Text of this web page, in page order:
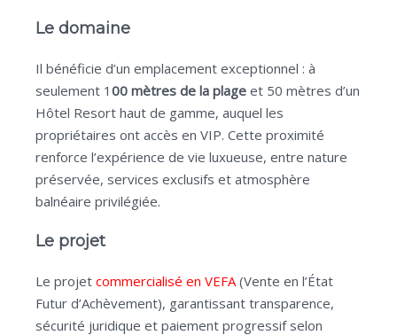
Le domaine
Il bénéficie d’un emplacement exceptionnel : à
seulement 1 00 mètres de la plage et 50 mètres d’un
Hôtel Resort haut de gamme, auquel les
propriétaires ont accès en VIP. Cette proximité
renforce l’expérience de vie luxueuse, entre nature
préservée, services exclusifs et atmosphère
balnéaire privilégiée.
Le projet
Le projet commercialisé en VEFA(Vente en l’État
Futur d’Achèvement), garantissant transparence,
sécurité juridique et paiement progressif selon